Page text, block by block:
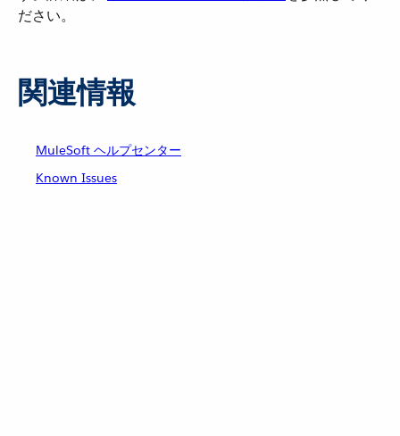
ださい。
関連情報
MuleSoft ヘルプセンター
Known Issues